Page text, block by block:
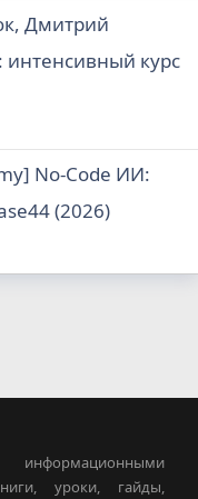
Дмитрий
курс
No-Code ИИ:
(2026)
почта
уроки, гайды,